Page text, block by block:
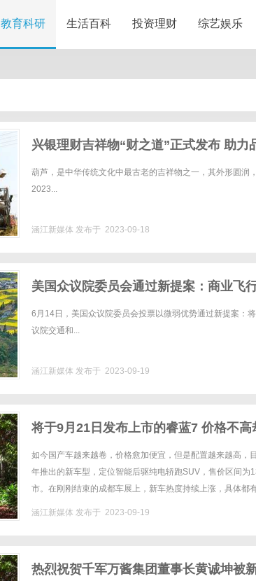
教育科研 生活百科 投资理财 综艺娱乐
兴银理财吉祥物“财之道”正式发布 助力
葫芦，是中华传统文化中最古老的吉祥物之一，其外形圆润
2023...
涵江新媒体 发布于 2023-09-18
美国众议院委员会通过新提案：商业飞
6月14日，美国众议院委员会投票以微弱优势通过新提案：
议院交通和...
涵江新媒体 发布于 2023-09-19
将于9月21日发布上市的睿蓝7 价格不
如今国产车越来越卷，价格愈加便宜，但是配置越来越高，
年推出的新车型，定位智能后驱纯电轿跑SUV，售价区间
市。在刚刚结束的成都车展上，新车热度持续上涨，具体都
涵江新媒体 发布于 2023-09-19
热烈祝贺千军万酱集团董事长黄诚坤被